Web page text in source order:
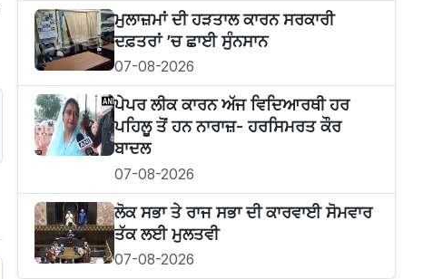
ਮੁਲਾਜ਼ਮਾਂ ਦੀ ਹੜਤਾਲ ਕਾਰਨ ਸਰਕਾਰੀ
ਦਫ਼ਤਰਾਂ ’ਚ ਛਾਈ ਸੁੰਨਸਾਨ
07-08-2026
ਪੇਪਰ ਲੀਕ ਕਾਰਨ ਅੱਜ ਵਿਦਿਆਰਥੀ ਹਰ
ਪਹਿਲੂ ਤੋਂ ਹਨ ਨਾਰਾਜ਼- ਹਰਸਿਮਰਤ ਕੌਰ
ਬਾਦਲ
07-08-2026
ਲੋਕ ਸਭਾ ਤੇ ਰਾਜ ਸਭਾ ਦੀ ਕਾਰਵਾਈ ਸੋਮਵਾਰ
ਤੱਕ ਲਈ ਮੁਲਤਵੀ
07-08-2026